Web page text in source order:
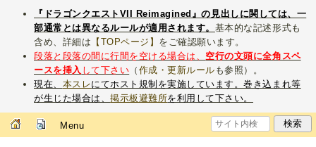
『ドラゴンクエストVII Reimagined』の見出しに関しては、一
部通常とは異なるルールが適用されます。 基本的な記述形式も
含め、詳細は 【TOPページ】 をご確認願います。
段落と段落の間に行間を空ける場合は、 空行の文頭に全角スペ
ースを挿入 して下さい （ 作成・更新ルール も参照）。
現在、 本スレにてホスト規制を実施しています。巻き込まれ等
が生じた場合は、掲示板避難所を利用して下さい。
Menu